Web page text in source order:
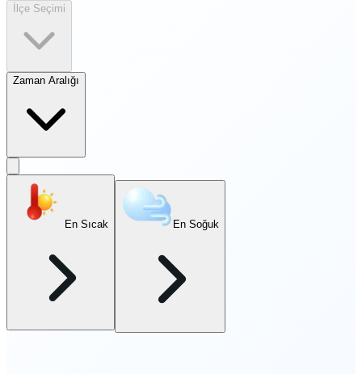
İlçe Seçimi
Zaman Aralığı
En Sıcak En Soğuk